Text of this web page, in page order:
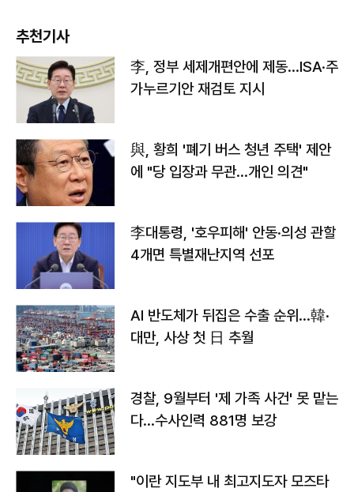
추천기사
李, 정부 세제개편안에 제동…ISA·주
가누르기안 재검토 지시
與, 황희 '폐기 버스 청년 주택' 제안
에 "당 입장과 무관…개인 의견"
李대통령, '호우피해' 안동·의성 관할
4개면 특별재난지역 선포
AI 반도체가 뒤집은 수출 순위…韓·
대만, 사상 첫 日 추월
경찰, 9월부터 '제 가족 사건' 못 맡는
다…수사인력 881명 보강
"이란 지도부 내 최고지도자 모즈타